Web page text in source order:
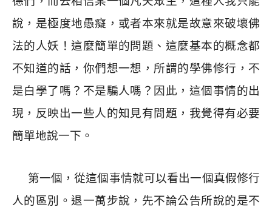
說，是極度地愚癡，或者本來就是故意來破壞佛
法的人妖！這麼簡單的問題、這麼基本的概念都
不知道的話，你們想一想，所謂的學佛修行，不
是白學了嗎？不是騙人嗎？因此，這個事情的出
現，反映出一些人的知見有問題，我覺得有必要
簡單地說一下。
第一個，從這個事情就可以看出一個真假修行
人的區別。退一萬步說，先不論公告所說的是不